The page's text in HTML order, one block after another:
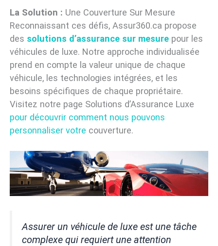
La Solution : Une Couverture Sur Mesure
Reconnaissant ces défis, Assur360.ca propose
des solutions d’assurance sur mesure pour les
véhicules de luxe. Notre approche individualisée
prend en compte la valeur unique de chaque
véhicule, les technologies intégrées, et les
besoins spécifiques de chaque propriétaire.
Visitez notre page Solutions d’Assurance Luxe
pour découvrir comment nous pouvons
personnaliser votre couverture.
Assurer un véhicule de luxe est une tâche
complexe qui requiert une attention